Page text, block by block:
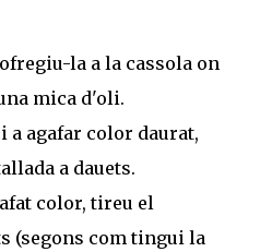
la a la cassola on
mica d'oli.
a agafar color daurat,
a dauets.
color, tireu el
(segons com tingui la